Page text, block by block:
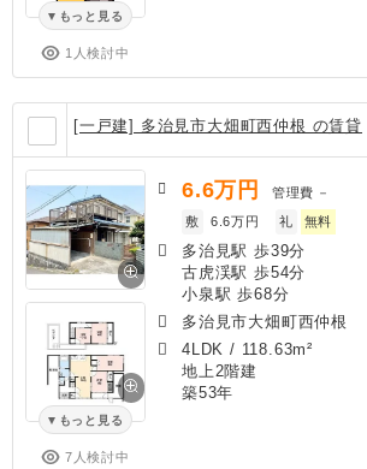
もっと見る
1人検討中
[一戸建] 多治見市大畑町西仲根 の賃貸
もっと見る
7人検討中
6.6万円 管理費 －
敷
6.6万円 礼 無料
多治見駅 歩39分
古虎渓駅 歩54分
小泉駅 歩68分
多治見市大畑町西仲根
4LDK / 118.63m²
地上2階建
築53年